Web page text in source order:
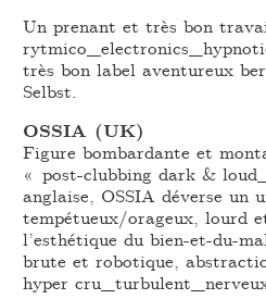
Un prenant et très bon
très bon label aventureux
Selbst.
OSSIA (UK)
Figure bombardante et
« post-clubbing dark &
anglaise, OSSIA déverse un
tempétueux/orageux, lourd
l’esthétique du bien-et-du-
brute et robotique,
hyper